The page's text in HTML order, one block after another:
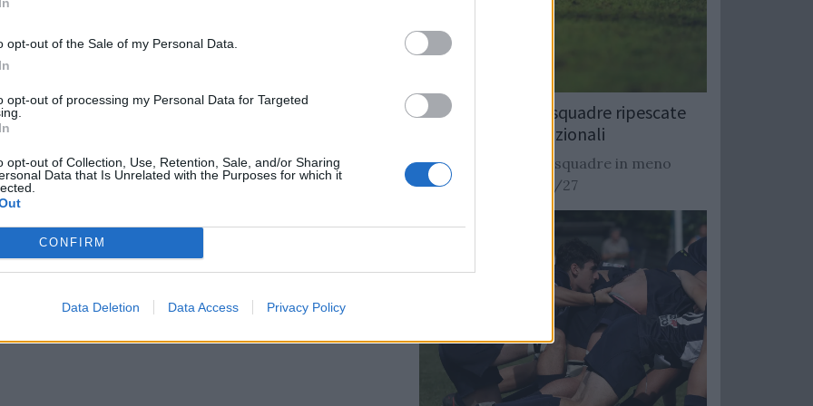
opt-out of the Sale of my Personal Data.
opt-out of processing my Personal Data for Targeted
opt-out of Collection, Use, Retention, Sale, and/or Sharing
Data that Is Unrelated with the Purposes for which it
CONFIRM
Data Deletion Data Access Privacy Policy
linea Josh Lord che sostituisce
Quinn Tupae che completa il 5+3.
Rugby: Record di squadre ripescate
nei campionati nazionali
Si stimano oltre 20 squadre in meno
dalla stagione 2026/27